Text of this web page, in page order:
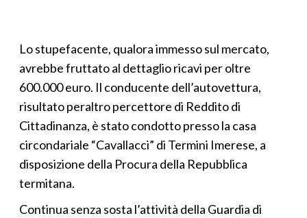
Lo stupefacente, qualora immesso sul mercato,
avrebbe fruttato al dettaglio ricavi per oltre
600.000 euro. Il conducente dell’autovettura,
risultato peraltro percettore di Reddito di
Cittadinanza, è stato condotto presso la casa
circondariale “Cavallacci” di Termini Imerese, a
disposizione della Procura della Repubblica
termitana.
Continua senza sosta l’attività della Guardia di